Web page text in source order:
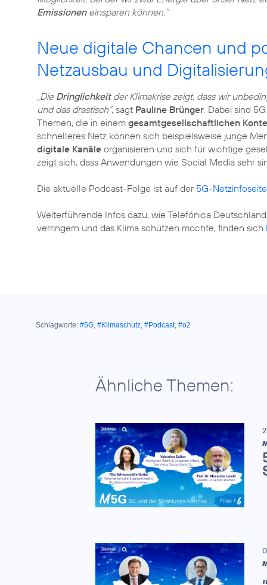
Emissioneneinsparen können.“
Neue digitale Chancen und
Netzausbau und
„Die Dringlichkeitder Klimakrise zeigt, dass wir
und das drastisch“, sagt Pauline Brünger. Dabei sind
Themen, die in einem gesamtgesellschaftlichen
schnelleres Netz können sich beispielsweise junge
digitale Kanäle organisieren und sich für wichtige
zeigt sich, dass Anwendungen wie Social Media sehr
Die aktuelle Podcast-Folge ist auf der 5G-Netzinfoseite
Weiterführende Infos dazu, wie Telefónica
verringern und das Klima schützen möchte, finden sich
Schlagworte: #5G, #Klimaschutz, #Podcast, #o2
Ähnliche Themen: